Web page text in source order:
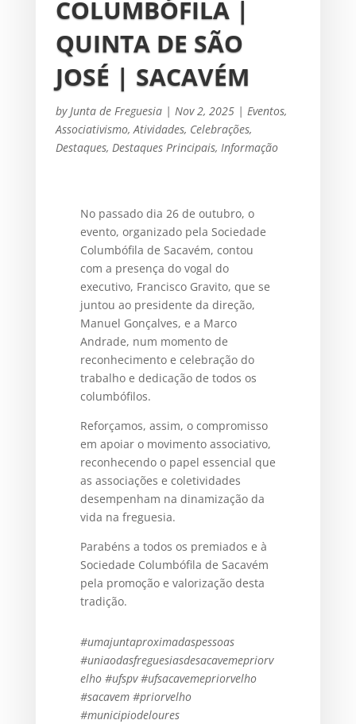
COLUMBÓFILA |
QUINTA DE SÃO
JOSÉ | SACAVÉM
by Junta de Freguesia| Nov 2, 2025| Eventos,
Associativismo, Atividades, Celebrações,
Destaques, Destaques Principais, Informação
No passado dia 26 de outubro, o
evento, organizado pela Sociedade
Columbófila de Sacavém, contou
com a presença do vogal do
executivo, Francisco Gravito, que se
juntou ao presidente da direção,
Manuel Gonçalves, e a Marco
Andrade, num momento de
reconhecimento e celebração do
trabalho e dedicação de todos os
columbófilos.
Reforçamos, assim, o compromisso
em apoiar o movimento associativo,
reconhecendo o papel essencial que
as associações e coletividades
desempenham na dinamização da
vida na freguesia.
Parabéns a todos os premiados e à
Sociedade Columbófila de Sacavém
pela promoção e valorização desta
tradição.
#umajuntaproximadaspessoas
#uniaodasfreguesiasdesacavemepriorv
elho #ufspv #ufsacavemepriorvelho
#sacavem #priorvelho
#municipiodeloures